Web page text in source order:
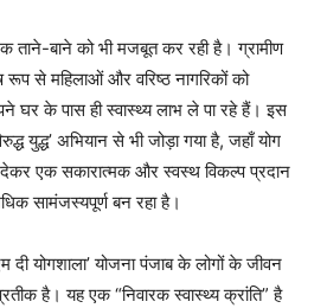
ताने-बाने को भी मजबूत कर रही है। ग्रामीण
रूप से महिलाओं और वरिष्ठ नागरिकों को
घर के पास ही स्वास्थ्य लाभ ले पा रहे हैं। इस
युद्ध’ अभियान से भी जोड़ा गया है, जहाँ योग
एक सकारात्मक और स्वस्थ विकल्प प्रदान
सामंजस्यपूर्ण बन रहा है।
दी योगशाला’ योजना पंजाब के लोगों के जीवन
है। यह एक “निवारक स्वास्थ्य क्रांति” है